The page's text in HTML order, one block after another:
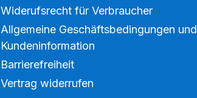
Widerufsrecht für Verbraucher
Allgemeine Geschäftsbedingungen und
Kundeninformation
Barrierefreiheit
Vertrag widerrufen